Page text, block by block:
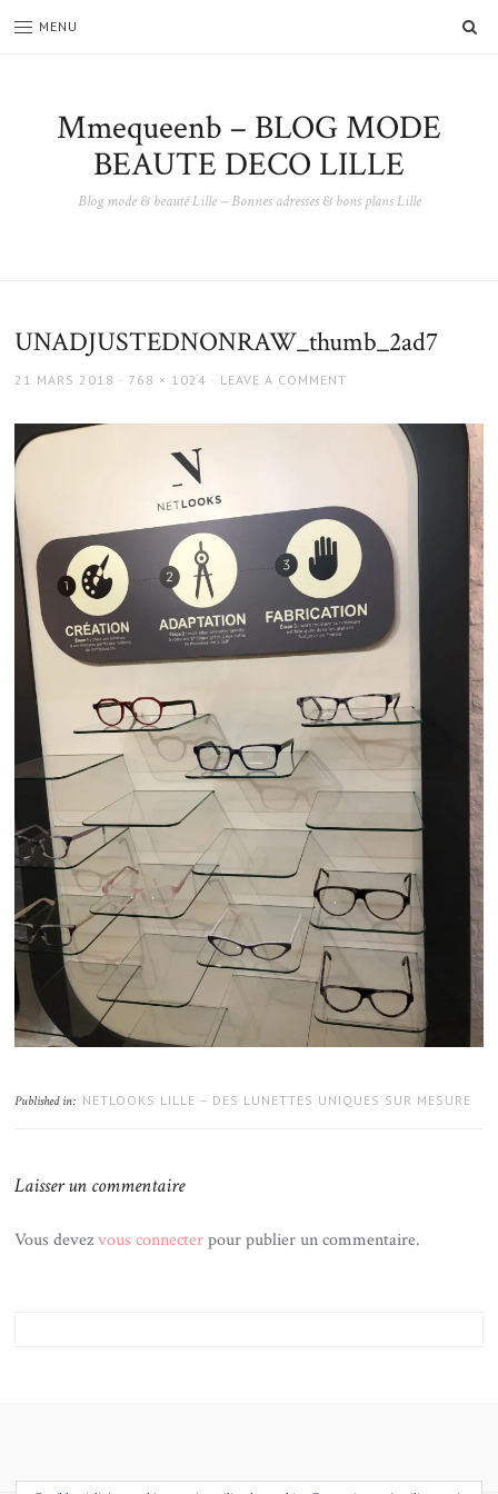
MENU
Mmequeenb – BLOG MODE
BEAUTE DECO LILLE
Blog mode & beauté Lille – Bonnes adresses & bons plans Lille
UNADJUSTEDNONRAW_thumb_2ad7
POSTED
21 MARS 2018
FULL
768 × 1024 LEAVE A COMMENT
Published in: NETLOOKS LILLE – DES LUNETTES UNIQUES SUR MESURE
Laisser un commentaire
Vous devezvous connecterpour publier un commentaire.